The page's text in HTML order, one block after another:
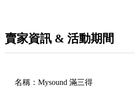
賣家資訊 & 活動期間
名稱： Mysound 滿三得